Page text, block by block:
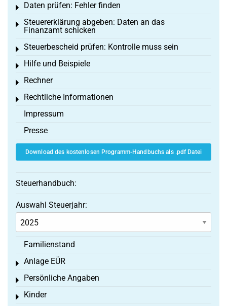
Daten prüfen: Fehler finden
Toggle menu
Steuererklärung abgeben: Daten an das
Finanzamt schicken
Toggle menu
Steuerbescheid prüfen: Kontrolle muss sein
Toggle menu
Hilfe und Beispiele
Toggle menu
Rechner
Toggle menu
Rechtliche Informationen
Toggle menu
Impressum
Presse
Download des kostenlosen Programm-Handbuchs als .pdf Datei
Steuerhandbuch:
Auswahl Steuerjahr:
Familienstand
Anlage EÜR
Toggle menu
Persönliche Angaben
Toggle menu
Kinder
Toggle menu